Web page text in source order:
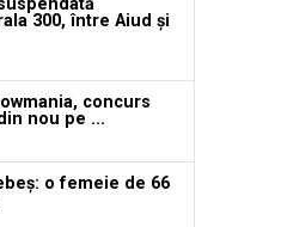
300, între Aiud și
concurs
nou pe ...
o femeie de 66